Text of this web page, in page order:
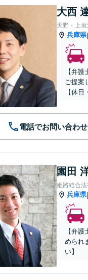
大西
天野・上
兵庫県|
【弁
ご提案
【休日
電話でお問い合わせ
園田
姫路総合
兵庫県|
【弁
められ
い】